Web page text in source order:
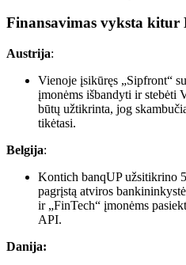
Finansavimas vyksta kitur
Austrija:
Vienoje įsikūręs „Sipfront“
įmonėms išbandyti ir stebėti
būtų užtikrinta, jog
tikėtasi.
Belgija:
Kontich banqUP užsitikrino
pagrįstą atviros
ir „FinTech“ įmonėms
API.
Danija: